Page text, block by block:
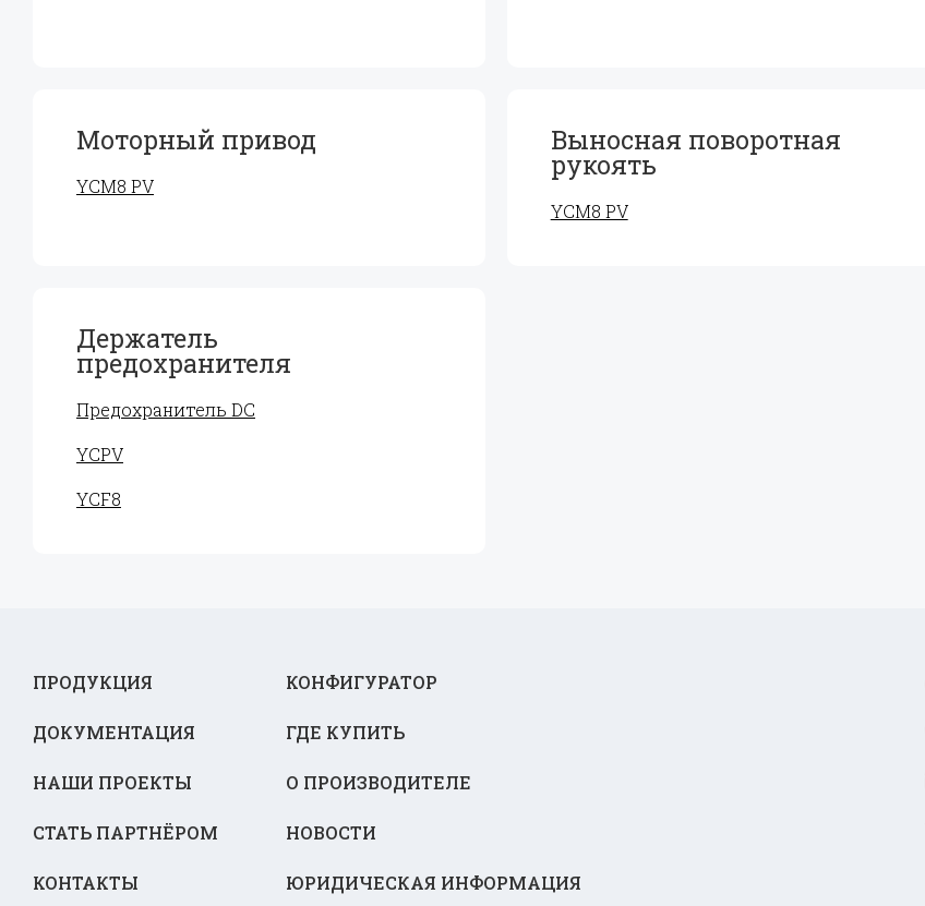
Моторный привод
YCM8 PV
Выносная поворотная
рукоять
YCM8 PV
Держатель
предохранителя
Предохранитель DC
YCPV
YCF8
ПРОДУКЦИЯ КОНФИГУРАТОР
ДОКУМЕНТАЦИЯ ГДЕ КУПИТЬ
НАШИ ПРОЕКТЫ О ПРОИЗВОДИТЕЛЕ
СТАТЬ ПАРТНЁРОМ НОВОСТИ
КОНТАКТЫ ЮРИДИЧЕСКАЯ ИНФОРМАЦИЯ